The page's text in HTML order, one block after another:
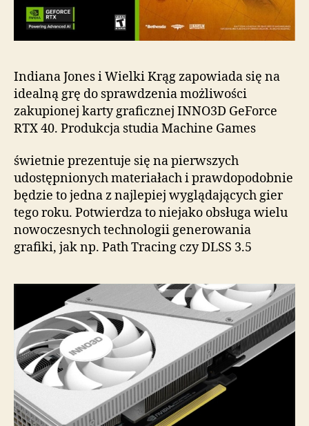
Indiana Jones i Wielki Krąg zapowiada się na
idealną grę do sprawdzenia możliwości
zakupionej karty graficznej INNO3D GeForce
RTX 40. Produkcja studia Machine Games
świetnie prezentuje się na pierwszych
udostępnionych materiałach i prawdopodobnie
będzie to jedna z najlepiej wyglądających gier
tego roku. Potwierdza to niejako obsługa wielu
nowoczesnych technologii generowania
grafiki, jak np. Path Tracing czy DLSS 3.5